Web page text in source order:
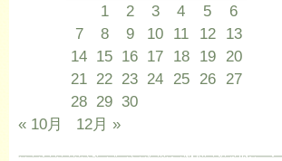
1
2 3 4 5
6
7
8 9 10 11 12
13
14 15 16 17 18 19
20
21 22 23 24 25 26
27
28 29 30
« 10月
12月 »